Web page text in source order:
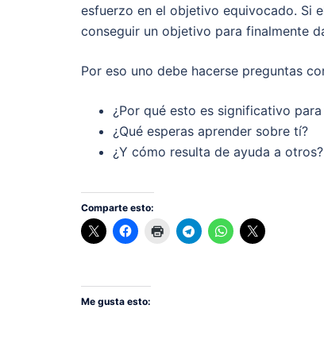
esfuerzo en el objetivo equivocado. Si
conseguir un objetivo para finalmente
Por eso uno debe hacerse preguntas
¿Por qué esto es significativo
¿Qué esperas aprender sobre tí?
¿Y cómo resulta de ayuda a otros?
Comparte esto:
Me gusta esto: